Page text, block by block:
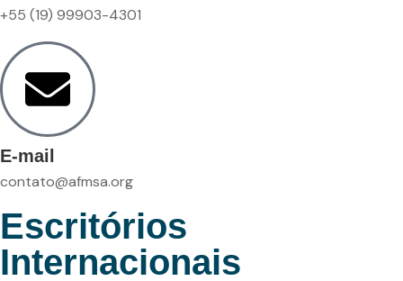
+55 (19) 99903-4301
E-mail
contato@afmsa.org
Escritórios
Internacionais